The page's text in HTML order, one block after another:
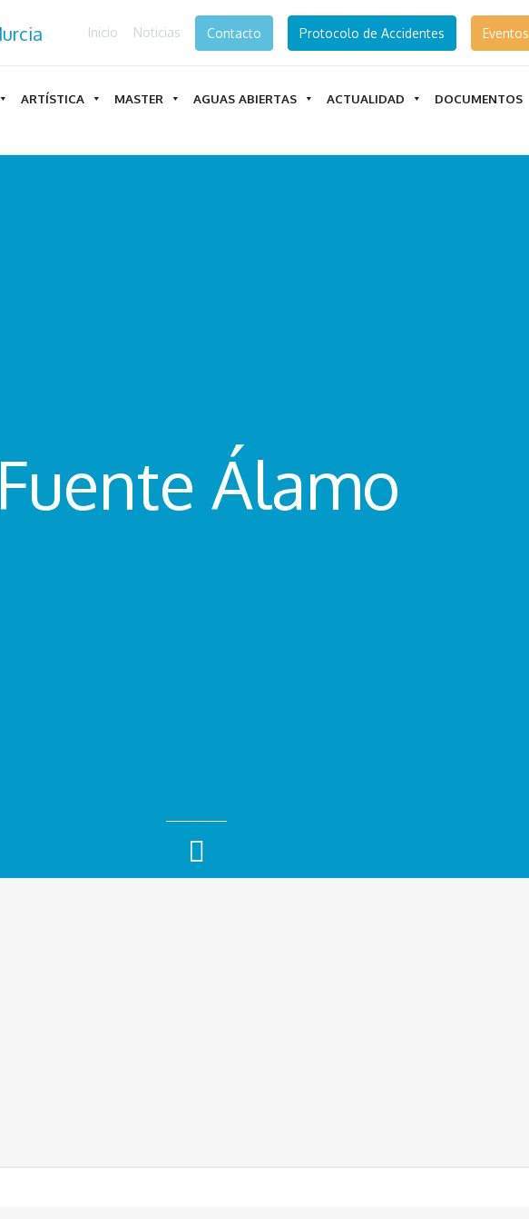
Inicio Noticias Contacto Protocolo de Accidentes Eventos
ARTÍSTICA MASTER AGUAS ABIERTAS ACTUALIDAD DOCUMENTOS
Fuente Álamo